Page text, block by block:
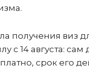
получения виз
с 14 августа: сам
срок его